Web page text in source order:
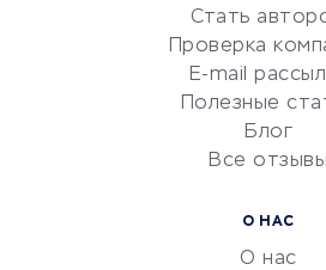
Сервисы по поиску работы
Сетевой маркетинг
УСЛУГИ ДЛЯ БИЗНЕСА
Стать
Проверка
E-mail
Полезные
Блог
Все отзывы
О НАС
О нас